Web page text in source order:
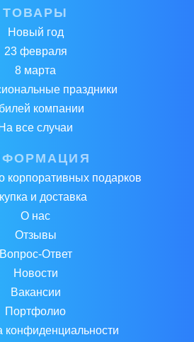
ТОВАРЫ
Новый год
23 февраля
8 марта
праздники
компании
На все случаи
корпоративных подарков
и доставка
О нас
Отзывы
Вопрос-Ответ
Новости
Вакансии
Портфолио
конфиденциальности